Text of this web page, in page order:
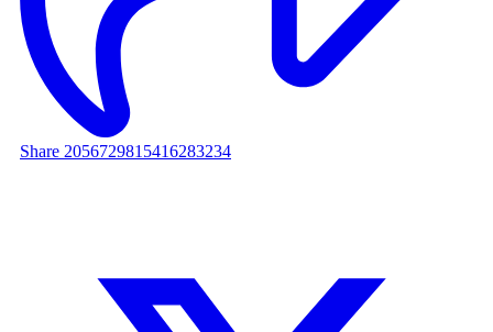
Share 2056729815416283234